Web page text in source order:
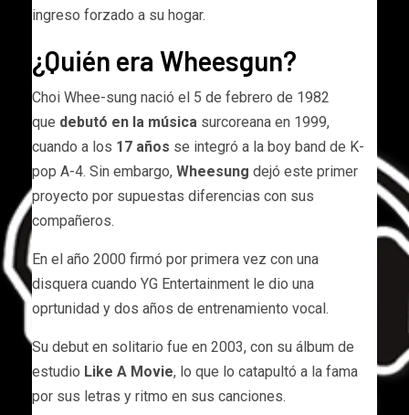
ingreso forzado a su hogar.
¿Quién era Wheesgun?
Choi Whee-sung nació el 5 de febrero de 1982
que debutó en la música surcoreana en 1999,
cuando a los 17 años se integró a la boy band de K-
pop A-4. Sin embargo, Wheesung dejó este primer
proyecto por supuestas diferencias con sus
compañeros.
En el año 2000 firmó por primera vez con una
disquera cuando YG Entertainment le dio una
oprtunidad y dos años de entrenamiento vocal.
Su debut en solitario fue en 2003, con su álbum de
estudio Like A Movie, lo que lo catapultó a la fama
por sus letras y ritmo en sus canciones.